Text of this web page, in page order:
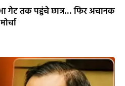
गेट तक पहुंचे छात्र… फिर अचानक